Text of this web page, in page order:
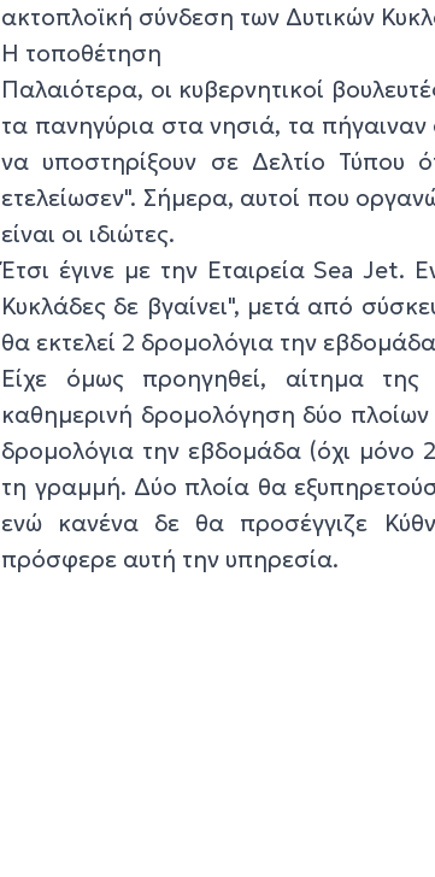
ακτοπλοϊκή σύνδεση των Δυτικών
Η τοποθέτηση
Παλαιότερα, οι κυβερνητικοί
τα πανηγύρια στα νησιά, τα πήγαιναν
να υποστηρίξουν σε Δελτίο Τύπου
ετελείωσεν". Σήμερα, αυτοί που
είναι οι ιδιώτες.
Έτσι έγινε με την Εταιρεία Sea Jet.
Κυκλάδες δε βγαίνει", μετά από
θα εκτελεί 2 δρομολόγια την
Είχε όμως προηγηθεί, αίτημα της
καθημερινή δρομολόγηση δύο πλοίων
δρομολόγια την εβδομάδα (όχι μόνο
τη γραμμή. Δύο πλοία θα
ενώ κανένα δε θα προσέγγιζε
πρόσφερε αυτή την υπηρεσία.